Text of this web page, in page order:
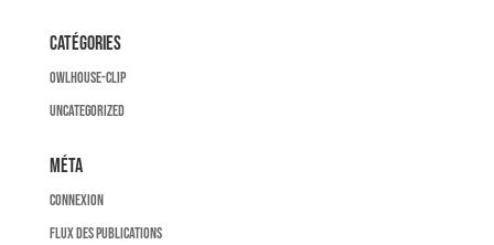
Catégories
owlhouse-clip
Uncategorized
Méta
Connexion
Flux des publications